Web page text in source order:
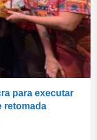
para executar
retomada